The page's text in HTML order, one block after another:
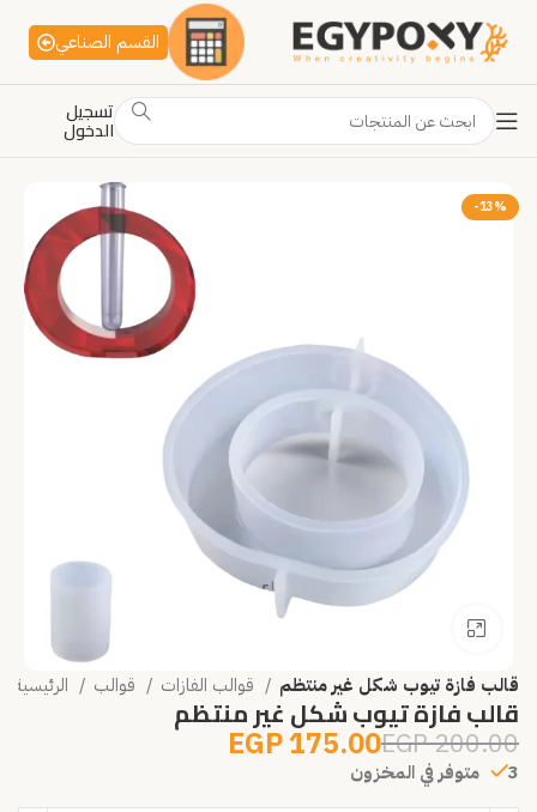
القسم الصناعي
تسجيل
الدخول
-13%
قالب فازة تيوب شكل غير منتظم
قالب فازة تيوب شكل غير منتظم
200.00
EGP
175.00
EGP
3 متوفر في المخزون